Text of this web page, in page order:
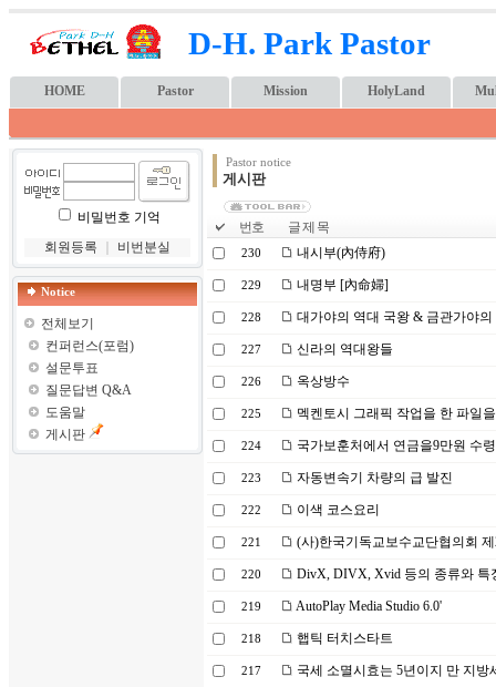
D-H. Park Pastor
HOME Pastor Mission HolyLand
비밀번호 기억
회원등록
비번분실
Notice
전체보기
컨퍼런스(포럼)
설문투표
질문답변 Q&A
도움말
게시판
Pastor notice
게시판
번호 글 제 목
230 내시부(內侍府)
229 내명부 [內命婦]
228 대가야의 역대 국왕 & 금관가야의
227 신라의 역대왕들
226 옥상방수
225 멕켄토시 그래픽 작업을 한 파일
224 국가보훈처에서 연금을9만원 수
223 자동변속기 차량의 급 발진
222 이색 코스요리
221 (사)한국기독교보수교단협의회
220 DivX, DIVX, Xvid 등의 종류와 특
219 AutoPlay Media Studio 6.0'
218 햅틱 터치스타트
217 국세 소멸시효는 5년이지 만 지방